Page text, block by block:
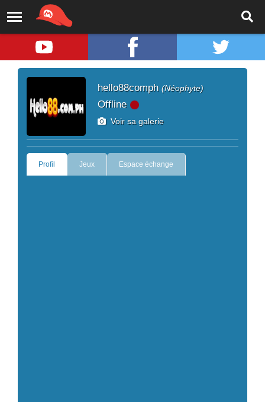
hello88comph (Néophyte)
Offline
Voir sa galerie
Profil Jeux Espace échange